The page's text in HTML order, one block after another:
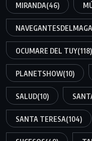
MIRANDA(46)
OCUMARE DEL TUY(118)
PLANETSHOW(10)
SALUD(10)
SANTA TERESA(104)